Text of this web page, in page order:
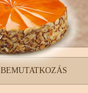
BEMUTATKOZÁS